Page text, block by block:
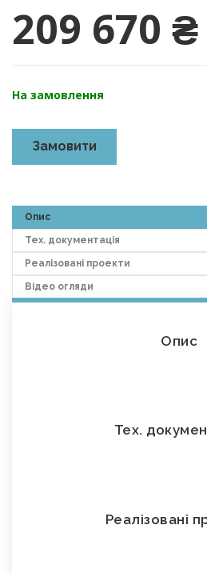
209 670 ₴
На замовлення
Замовити
Опис
Тех. документація
Реалізовані проекти
Відео огляди
Опис
Тех.
Реалізовані